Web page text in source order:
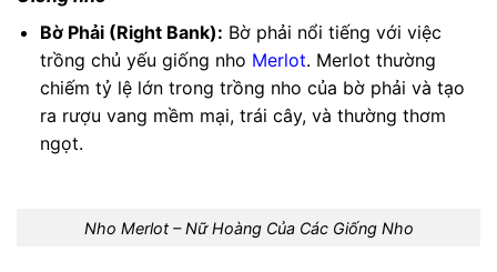
Bờ Phải (Right Bank): Bờ phải nổi tiếng với việc
trồng chủ yếu giống nho Merlot. Merlot thường
chiếm tỷ lệ lớn trong trồng nho của bờ phải và tạo
ra rượu vang mềm mại, trái cây, và thường thơm
ngọt.
Nho Merlot – Nữ Hoàng Của Các Giống Nho